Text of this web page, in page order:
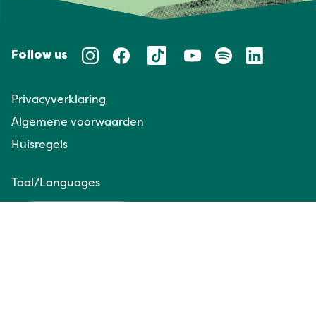
Follow us
Privacyverklaring
Algemene voorwaarden
Huisregels
Taal/Languages